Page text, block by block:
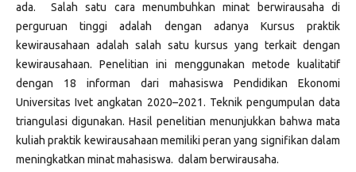
ada. Salah satu cara menumbuhkan minat berwirausaha di
perguruan tinggi adalah dengan adanya Kursus praktik
kewirausahaan adalah salah satu kursus yang terkait dengan
kewirausahaan. Penelitian ini menggunakan metode kualitatif
dengan 18 informan dari mahasiswa Pendidikan Ekonomi
Universitas Ivet angkatan 2020–2021. Teknik pengumpulan data
triangulasi digunakan. Hasil penelitian menunjukkan bahwa mata
kuliah praktik kewirausahaan memiliki peran yang signifikan dalam
meningkatkan minat mahasiswa. dalam berwirausaha.